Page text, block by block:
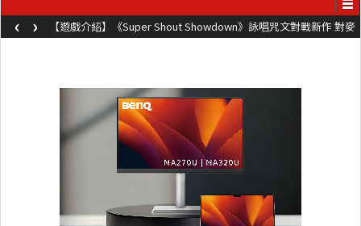
【遊戲介紹】《Super Shout Showdown》詠唱咒文對戰新作 對麥
克風唸咒可自訂咒文越長越強
‹ ›